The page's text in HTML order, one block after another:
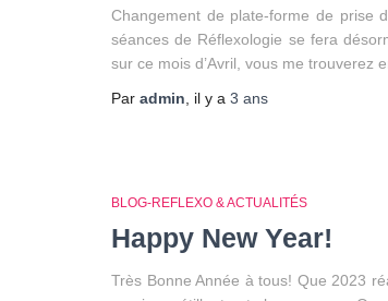
Changement de plate-forme de prise
séances de Réflexologie se fera
sur ce mois d’Avril, vous me trouverez
Par admin , il y a 3 ans
BLOG-REFLEXO & ACTUALITÉS
Happy New Year!
Très Bonne Année à tous! Que 2023